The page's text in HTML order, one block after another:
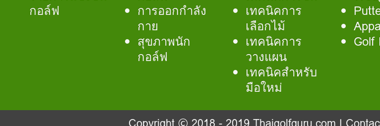
กอล์ฟ การออกกำลัง
กาย
สุขภาพนัก
กอล์ฟ
เทคนิคการ
เลือกไม้
เทคนิคการ
วางแผน
เทคนิคสำหรับ
มือใหม่
Golf